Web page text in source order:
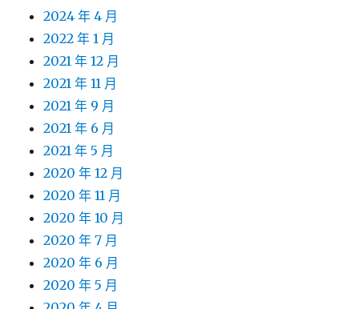
2024 年 4 月
2022 年 1 月
2021 年 12 月
2021 年 11 月
2021 年 9 月
2021 年 6 月
2021 年 5 月
2020 年 12 月
2020 年 11 月
2020 年 10 月
2020 年 7 月
2020 年 6 月
2020 年 5 月